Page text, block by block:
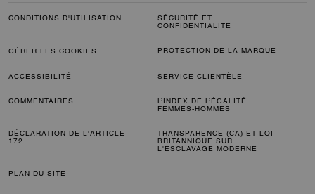
CONDITIONS D'UTILISATION
SÉCURITÉ ET
CONFIDENTIALITÉ
GÉRER LES COOKIES PROTECTION DE LA MARQUE
ACCESSIBILITÉ SERVICE CLIENTÈLE
COMMENTAIRES
L’INDEX DE L’ÉGALITÉ
FEMMES-HOMMES
DÉCLARATION DE L'ARTICLE
172
TRANSPARENCE (CA) ET LOI
BRITANNIQUE SUR
L'ESCLAVAGE MODERNE
PLAN DU SITE